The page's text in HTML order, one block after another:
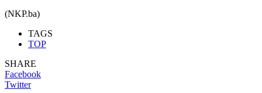
(NKP.ba)
TAGS
TOP
SHARE
Facebook
Twitter